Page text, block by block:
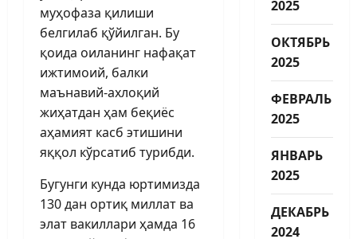
муҳофаза қилиши
белгилаб қўйилган. Бу
қоида оиланинг нафақат
ижтимоий, балки
маънавий-ахлоқий
жиҳатдан ҳам беқиёс
аҳамият касб этишини
яққол кўрсатиб турибди.
Бугунги кунда юртимизда
130 дан ортиқ миллат ва
элат вакиллари ҳамда 16
2025
ОКТЯБРЬ
2025
ФЕВРАЛЬ
2025
ЯНВАРЬ
2025
ДЕКАБРЬ
2024